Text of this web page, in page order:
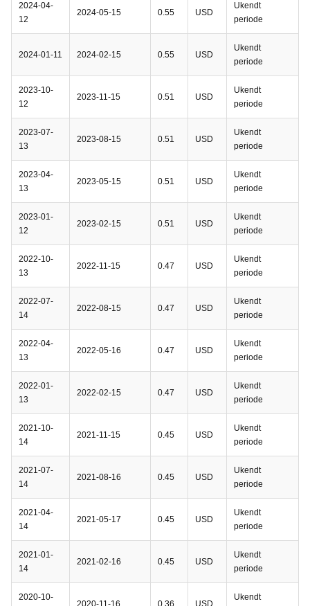
2024-04-
12
2024-05-15 0.55 USD
Ukendt
periode
2024-01-11 2024-02-15 0.55 USD
Ukendt
periode
2023-10-
12
2023-11-15 0.51 USD
Ukendt
periode
2023-07-
13
2023-08-15 0.51 USD
Ukendt
periode
2023-04-
13
2023-05-15 0.51 USD
Ukendt
periode
2023-01-
12
2023-02-15 0.51 USD
Ukendt
periode
2022-10-
13
2022-11-15 0.47 USD
Ukendt
periode
2022-07-
14
2022-08-15 0.47 USD
Ukendt
periode
2022-04-
13
2022-05-16 0.47 USD
Ukendt
periode
2022-01-
13
2022-02-15 0.47 USD
Ukendt
periode
2021-10-
14
2021-11-15 0.45 USD
Ukendt
periode
2021-07-
14
2021-08-16 0.45 USD
Ukendt
periode
2021-04-
14
2021-05-17 0.45 USD
Ukendt
periode
2021-01-
14
2021-02-16 0.45 USD
Ukendt
periode
2020-10- Ukendt